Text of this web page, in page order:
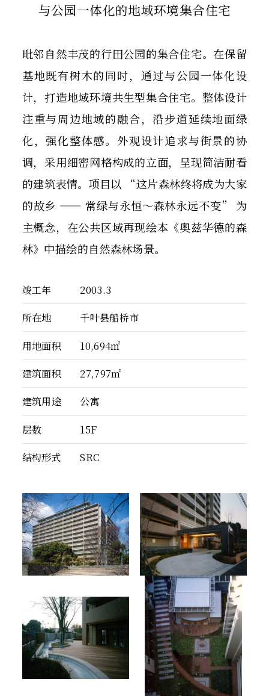
与公园一体化的地域环境集合住宅
毗邻自然丰茂的行田公园的集合住宅。在保留
基地既有树木的同时，通过与公园一体化设
计，打造地域环境共生型集合住宅。整体设计
注重与周边地域的融合，沿步道延续地面绿
化，强化整体感。外观设计追求与街景的协
调，采用细密网格构成的立面，呈现简洁耐看
的建筑表情。项目以 “这片森林终将成为大家
的故乡 —— 常绿与永恒～森林永远不变” 为
主概念，在公共区域再现绘本《奥兹华德的森
林》中描绘的自然森林场景。
竣工年
2003.3
所在地
千叶县船桥市
用地面积
10,694㎡
建筑面积
27,797㎡
建筑用途
公寓
层数
15F
结构形式
SRC